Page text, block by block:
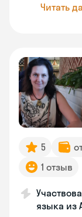
Читать
5
1 отзыв
языка из